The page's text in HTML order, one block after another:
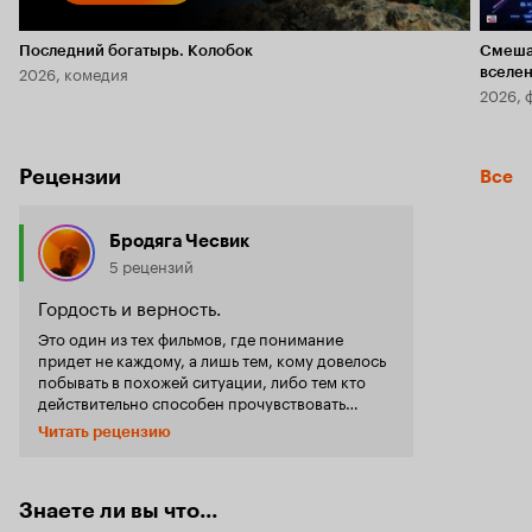
Последний богатырь. Колобок
2026, комедия
2026,
Рецензии Все
Бродяга Чесвик
5 рецензий
Гордость и верность.
Это один из тех фильмов, где понимание
придет не каждому, а лишь тем, кому довелось
побывать в похожей ситуации, либо тем кто
действительно способен прочувствовать
происходящее. Каждый понедельник для
героев фильма в прошлом был солнечным
не начало трудовой недели. Понедельник для
Читать рецензию
Знаете ли вы что...